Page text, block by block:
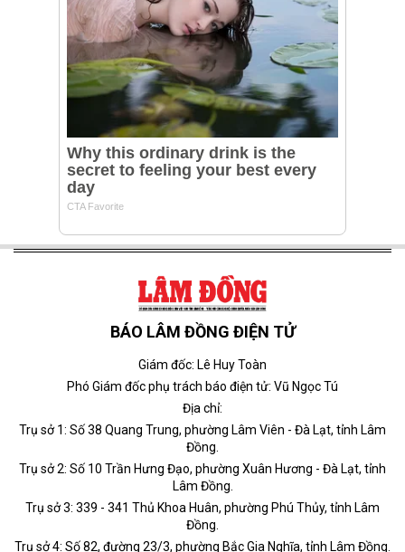
BÁO LÂM ĐỒNG ĐIỆN TỬ
Giám đốc: Lê Huy Toàn
Phó Giám đốc phụ trách báo điện tử: Vũ Ngọc Tú
Địa chỉ:
Trụ sở 1: Số 38 Quang Trung, phường Lâm Viên - Đà Lạt, tỉnh Lâm
Đồng.
Trụ sở 2: Số 10 Trần Hưng Đạo, phường Xuân Hương - Đà Lạt, tỉnh
Lâm Đồng.
Trụ sở 3: 339 - 341 Thủ Khoa Huân, phường Phú Thủy, tỉnh Lâm
Đồng.
Trụ sở 4: Số 82, đường 23/3, phường Bắc Gia Nghĩa, tỉnh Lâm Đồng.